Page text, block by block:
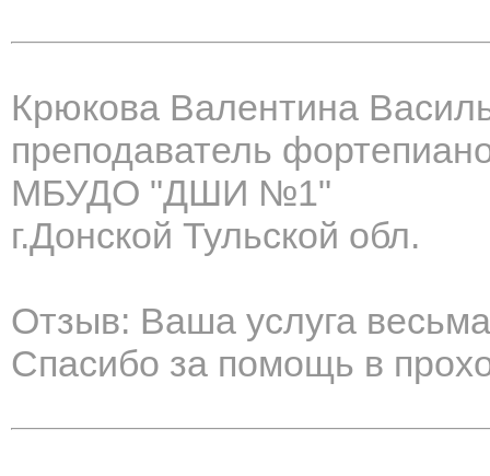
Крюкова Валентина
преподаватель
МБУДО "ДШИ №1"
г.Донской Тульской обл.
Отзыв: Ваша услуга
Спасибо за помощь в